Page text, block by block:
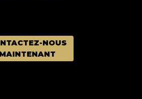
NOUS
MAINTENANT